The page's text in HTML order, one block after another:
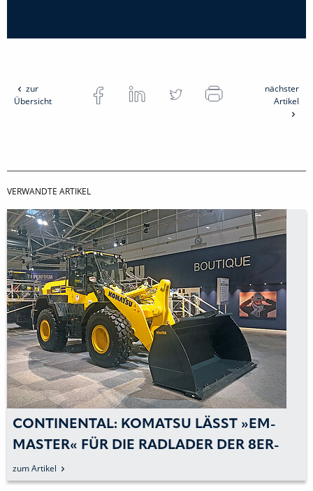
zur
Übersicht
nächster
Artikel
VERWANDTE ARTIKEL
KOMATSU - KUHN: LEISTUNG UND
UMWELTSCHONENDES ARBEITEN
VERBINDEN
zum Artikel